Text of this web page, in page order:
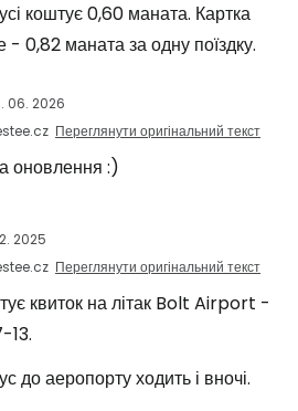
коштує 0,60 маната. Картка
- 0,82 маната за одну поїздку.
06. 2026
Переглянути оригінальний текст
оновлення :)
2025
Переглянути оригінальний текст
квиток на літак Bolt Airport -
13.
до аеропорту ходить і вночі.